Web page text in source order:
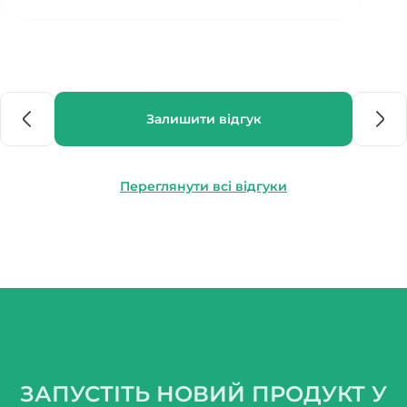
Залишити відгук
Переглянути всі відгуки
ЗАПУСТІТЬ НОВИЙ ПРОДУКТ У